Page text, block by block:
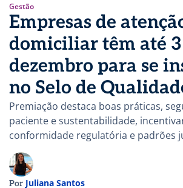
Gestão
Empresas de
domiciliar têm até
dezembro para se
no Selo de
Premiação destaca boas práticas,
paciente e sustentabilidade,
conformidade regulatória e padrões
Por Juliana Santos